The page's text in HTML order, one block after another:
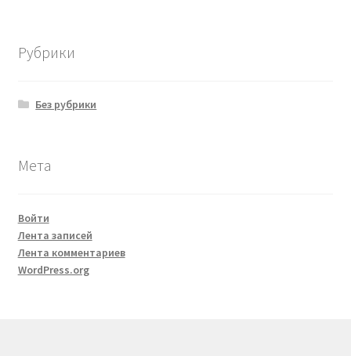
Рубрики
Без рубрики
Мета
Войти
Лента записей
Лента комментариев
WordPress.org